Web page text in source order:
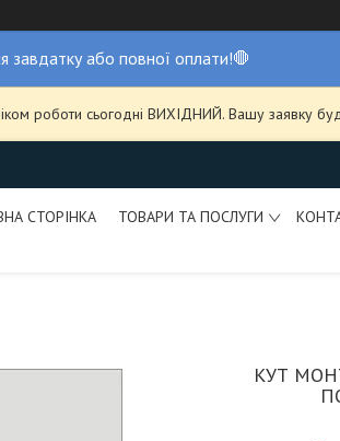
завдатку або повної оплати!🛑
роботи сьогодні ВИХІДНИЙ. Вашу
СТОРІНКА ТОВАРИ ТА ПОСЛУГИ
КУТ